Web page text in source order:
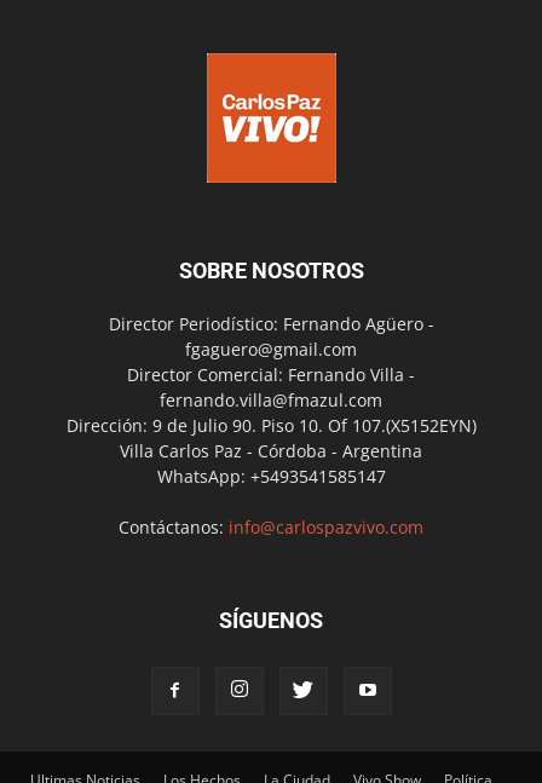
SOBRE NOSOTROS
Director Periodístico: Fernando Agüero -
fgaguero@gmail.com
Director Comercial: Fernando Villa -
fernando.villa@fmazul.com
Dirección: 9 de Julio 90. Piso 10. Of 107.(X5152EYN)
Villa Carlos Paz - Córdoba - Argentina
WhatsApp: +5493541585147
Contáctanos: info@carlospazvivo.com
SÍGUENOS